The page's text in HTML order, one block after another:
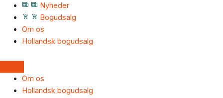
Nyheder
Bogudsalg
Om os
Hollandsk bogudsalg
Om os
Hollandsk bogudsalg